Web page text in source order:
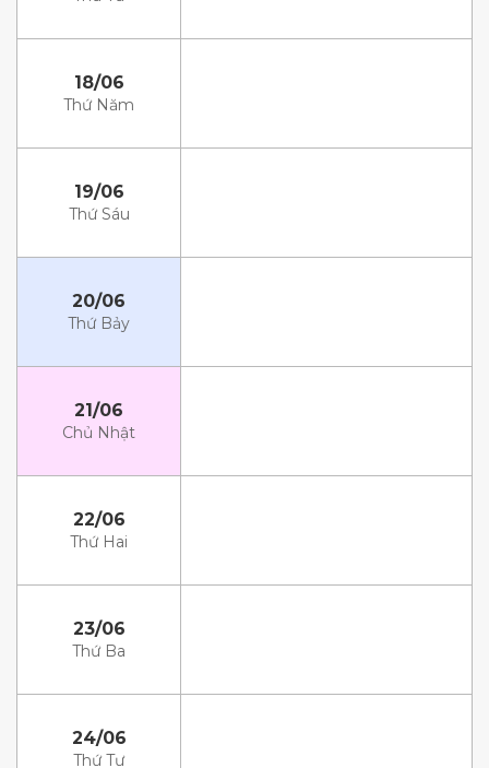
18/06
Thứ Năm
19/06
Thứ Sáu
20/06
Thứ Bảy
21/06
Chủ Nhật
22/06
Thứ Hai
23/06
Thứ Ba
24/06
Thứ Tư